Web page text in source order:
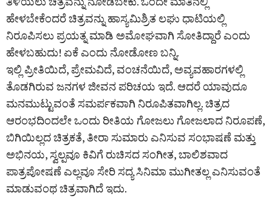
ಹೇಳಬೇಕೆಂದರೆ ಚಿತ್ರವನ್ನು ಹಾಸ್ಯಮಿಶ್ರಿತ ಲಘು ಧಾಟಿಯಲ್ಲಿ
ನಿರೂಪಿಸಲು ಪ್ರಯತ್ನ ಮಾಡಿ ಅಮೋಘವಾಗಿ ಸೋತಿದ್ದಾರೆ ಎಂದು
ಹೇಳಬಹುದು! ಏಕೆ ಎಂದು ನೋಡೋಣ ಬನ್ನಿ.
ಇಲ್ಲಿ ಪ್ರೀತಿಯಿದೆ, ಪ್ರೇಮವಿದೆ, ವಂಚನೆಯಿದೆ, ಅವ್ಯವಹಾರಗಳಲ್ಲಿ
ತೊಡಗಿರುವ ಜನಗಳ ಜೀವನ ಪರಿಚಯ ಇದೆ. ಆದರೆ ಯಾವುದೂ
ಮನಮುಟ್ಟುವಂತೆ ಸಮರ್ಪಕವಾಗಿ ನಿರೂಪಿತವಾಗಿಲ್ಲ. ಚಿತ್ರದ
ಆರಂಭದಿಂದಲೇ ಒಂದು ರೀತಿಯ ಗೋಜಲು ಗೋಜಲಾದ ನಿರೂಪಣೆ,
ಬಿಗಿಯಿಲ್ಲದ ಚಿತ್ರಕತೆ, ತೀರಾ ಸುಮಾರು ಎನಿಸುವ ಸಂಭಾಷಣೆ ಮತ್ತು
ಅಭಿನಯ, ಸ್ವಲ್ಪವೂ ಕಿವಿಗೆ ರುಚಿಸದ ಸಂಗೀತ, ಬಾಲಿಶವಾದ
ಪಾತ್ರಪೋಷಣೆ ಎಲ್ಲವೂ ಸೇರಿ ಸದ್ಯ ಸಿನಿಮಾ ಮುಗೀತಲ್ಲ ಎನಿಸುವಂತೆ
ಮಾಡುವಂಥ ಚಿತ್ರವಾಗಿದೆ ಇದು.